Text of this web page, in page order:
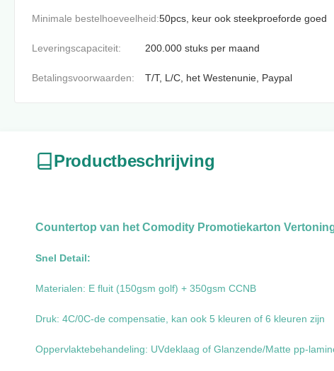
Minimale bestelhoeveelheid:50pcs, keur ook steekproeforde goed
Leveringscapaciteit: 200.000 stuks per maand
Betalingsvoorwaarden: T/T, L/C, het Westenunie, Paypal
Productbeschrijving
Countertop van het Comodity Promotiekarton
Snel Detail:
Materialen: E fluit (150gsm golf) + 350gsm CCNB
Druk: 4C/0C-de compensatie, kan ook 5 kleuren of 6 kleuren zijn
Oppervlaktebehandeling: UVdeklaag of Glanzende/Matte pp-